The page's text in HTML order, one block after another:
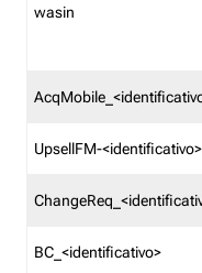
wasin
UpsellFM-<identificativo>
BC_<identificativo>